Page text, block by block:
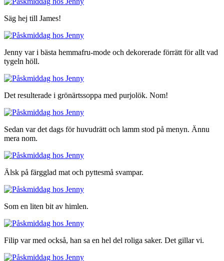
Säg hej till James!
Jenny var i bästa hemmafru-mode och dekorerade förrätt för allt vad
tygeln höll.
Det resulterade i grönärtssoppa med purjolök. Nom!
Sedan var det dags för huvudrätt och lamm stod på menyn. Ännu
mera nom.
Älsk på färgglad mat och pyttesmå svampar.
Som en liten bit av himlen.
Filip var med också, han sa en hel del roliga saker. Det gillar vi.